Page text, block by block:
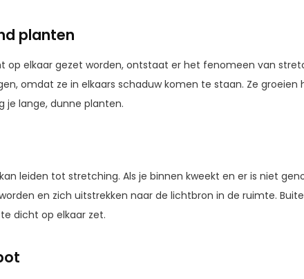
planten
op elkaar gezet worden, ontstaat er het fenomeen van
omdat ze in elkaars schaduw komen te staan. Ze groeien
je lange, dunne planten.
leiden tot stretching. Als je binnen kweekt en er is niet
en zich uitstrekken naar de lichtbron in de ruimte.
dicht op elkaar zet.